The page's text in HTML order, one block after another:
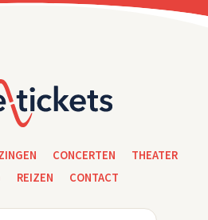
CONCERTEN
THEATER
REIZEN CONTACT